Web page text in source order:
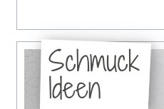
Schmuck
Ideen